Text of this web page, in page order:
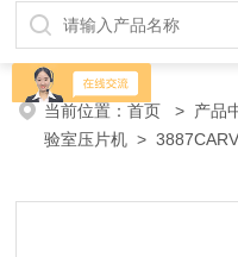
当前位置：首页 > 产品
验室压片机 >